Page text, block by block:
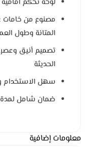
لوحة تحكم
مصنوع من خامات
المتانة وطول
تصميم أنيق
الحديثة
سهل الاستخدام
ضمان شامل
معلومات إضافية